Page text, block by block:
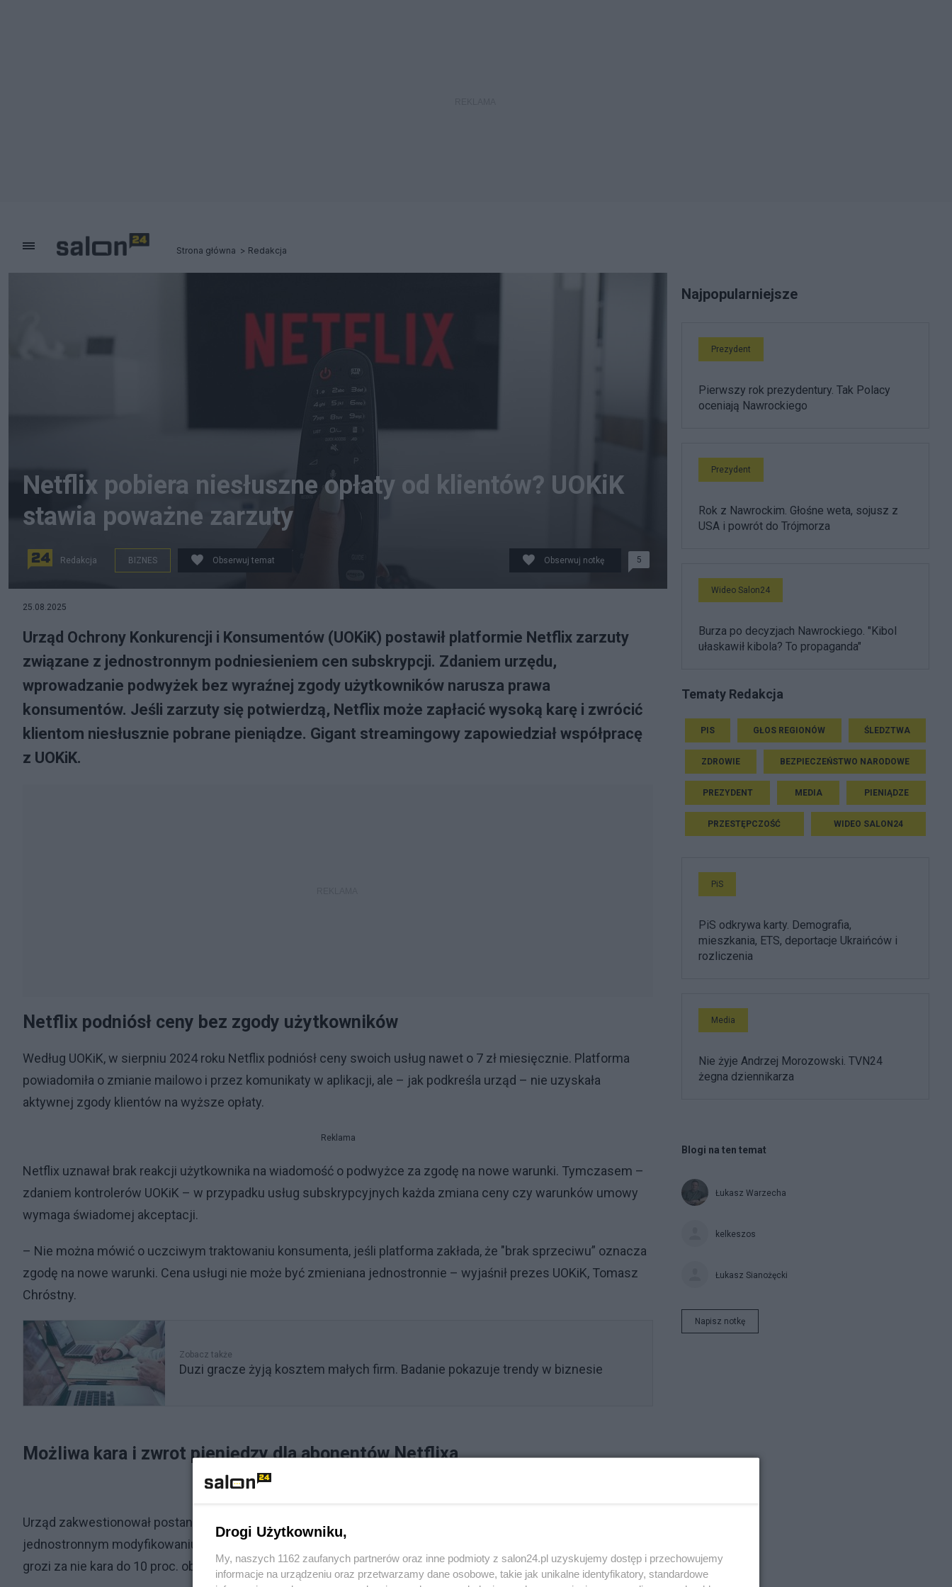
Strona główna Redakcja
Netflix pobiera niesłuszne opłaty od klientów? UOKiK
stawia poważne zarzuty
Redakcja BIZNES Obserwuj temat Obserwuj notkę 5
25.08.2025
Urząd Ochrony Konkurencji i Konsumentów (UOKiK) postawił platformie Netflix zarzuty
związane z jednostronnym podniesieniem cen subskrypcji. Zdaniem urzędu,
wprowadzanie podwyżek bez wyraźnej zgody użytkowników narusza prawa
konsumentów. Jeśli zarzuty się potwierdzą, Netflix może zapłacić wysoką karę i zwrócić
klientom niesłusznie pobrane pieniądze. Gigant streamingowy zapowiedział współpracę
z UOKiK.
Netflix podniósł ceny bez zgody użytkowników
Według UOKiK, w sierpniu 2024 roku Netflix podniósł ceny swoich usług nawet o 7 zł miesięcznie. Platforma
powiadomiła o zmianie mailowo i przez komunikaty w aplikacji, ale – jak podkreśla urząd – nie uzyskała
aktywnej zgody klientów na wyższe opłaty.
Reklama
Netflix uznawał brak reakcji użytkownika na wiadomość o podwyżce za zgodę na nowe warunki. Tymczasem –
zdaniem kontrolerów UOKiK – w przypadku usług subskrypcyjnych każda zmiana ceny czy warunków umowy
wymaga świadomej akceptacji.
– Nie można mówić o uczciwym traktowaniu konsumenta, jeśli platforma zakłada, że "brak sprzeciwu” oznacza
zgodę na nowe warunki. Cena usługi nie może być zmieniana jednostronnie – wyjaśnił prezes UOKiK, Tomasz
Chróstny.
Zobacz także
Duzi gracze żyją kosztem małych firm. Badanie pokazuje trendy w biznesie
Możliwa kara i zwrot pieniędzy dla abonentów Netflixa
Urząd zakwestionował postanowienia regulaminu Netflixa, które dawały firmie szeroką swobodę w
jednostronnym modyfikowaniu umów. Jak czytamy w komunikacie UOKiK, tego typu klauzule są niedozwolone i
grozi za nie kara do 10 proc. obrotu firmy za każde zakwestionowane postanowienie.
Najpopularniejsze
Prezydent
Pierwszy rok prezydentury. Tak Polacy
oceniają Nawrockiego
Prezydent
Rok z Nawrockim. Głośne weta, sojusz z
USA i powrót do Trójmorza
Wideo Salon24
Burza po decyzjach Nawrockiego. "Kibol
ułaskawił kibola? To propaganda"
Tematy Redakcja
PIS GŁOS REGIONÓW ŚLEDZTWA
ZDROWIE BEZPIECZEŃSTWO NARODOWE
PREZYDENT MEDIA PIENIĄDZE
PRZESTĘPCZOŚĆ WIDEO SALON24
PiS
PiS odkrywa karty. Demografia,
mieszkania, ETS, deportacje Ukraińców i
rozliczenia
Media
Nie żyje Andrzej Morozowski. TVN24
żegna dziennikarza
Blogi na ten temat
Łukasz Warzecha
kelkeszos
Łukasz Sianożęcki
Napisz notkę
Drogi Użytkowniku,
My, naszych 1162 zaufanych partnerów oraz inne podmioty z salon24.pl uzyskujemy dostęp i przechowujemy
informacje na urządzeniu oraz przetwarzamy dane osobowe, takie jak unikalne identyfikatory, standardowe